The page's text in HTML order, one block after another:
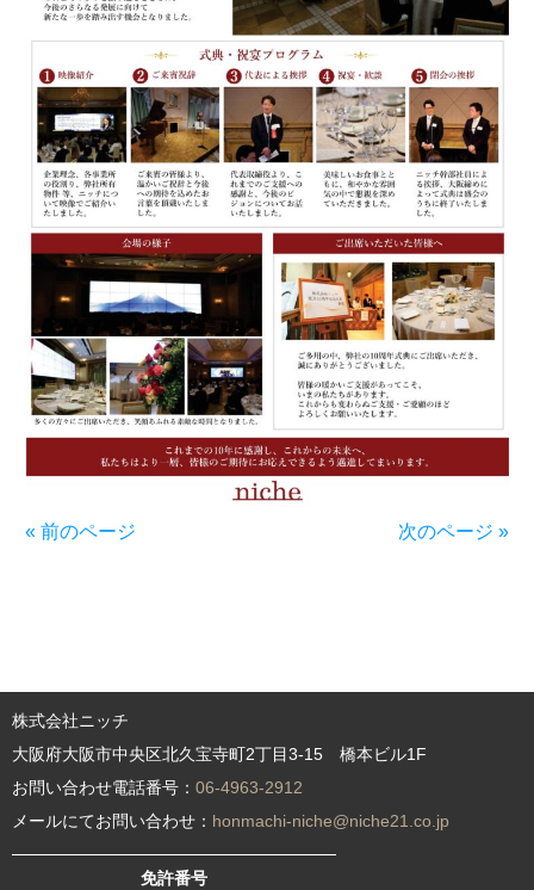
« 前のページ 次のページ »
株式会社ニッチ
大阪府大阪市中央区北久宝寺町2丁目3-15 橋本ビル1F
お問い合わせ電話番号： 06-4963-2912
メールにてお問い合わせ： honmachi-niche@niche21.co.jp
免許番号